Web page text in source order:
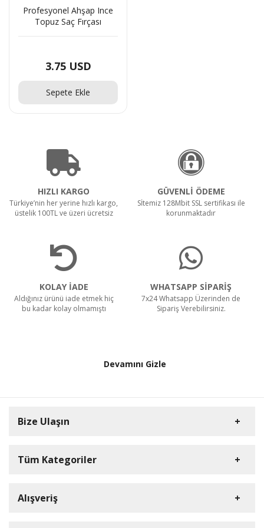
3 Parça Manikür ve Pedikür Seti Askılı Makaron
5.85 USD
Profesyonel Ahşap Ince
Topuz Saç Fırçası
3.75 USD
Sepete Ekle
HIZLI KARGO
Türkiye’nin her yerine hızlı kargo,
üstelik 100TL ve üzeri ücretsiz
GÜVENLİ ÖDEME
Sİtemiz 128Mbit SSL sertifikası ile
korunmaktadır
KOLAY İADE
Aldığınız ürünü iade etmek hiç
bu kadar kolay olmamıştı
WHATSAPP SİPARİŞ
7x24 Whatsapp Üzerinden de
Sipariş Verebilirsiniz.
Devamını Gizle
Bize Ulaşın
Müşteri Hizmetleri
Tüm Kategoriler
Elektronik
Alışveriş